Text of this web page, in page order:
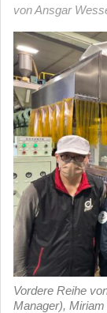
von Ansgar
Vordere Reihe
Manager),